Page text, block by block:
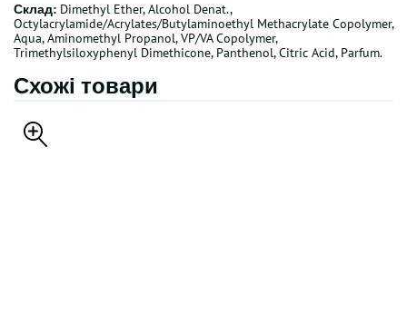
Склад: Dimethyl Ether, Alcohol Denat.,
Octylacrylamide/Acrylates/Butylaminoethyl Methacrylate Copolymer,
Aqua, Aminomethyl Propanol, VP/VA Copolymer,
Trimethylsiloxyphenyl Dimethicone, Panthenol, Citric Acid, Parfum.
Схожі товари